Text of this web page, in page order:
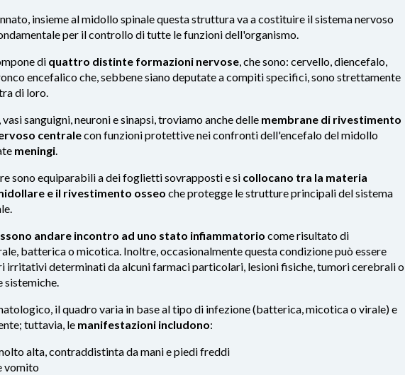
insieme al midollo spinale questa struttura va a costituire il sistema nervoso
per il controllo di tutte le funzioni dell'organismo.
di quattro distinte formazioni nervose, che sono: cervello, diencefalo,
encefalico che, sebbene siano deputate a compiti specifici, sono strettamente
di loro.
sanguigni, neuroni e sinapsi, troviamo anche delle membrane di rivestimento
centralecon funzioni protettive nei confronti dell'encefalo del midollo
meningi.
sono equiparabili a dei foglietti sovrapposti e si collocano tra la materia
e il rivestimento osseo che protegge le strutture principali del sistema
andare incontro ad uno stato infiammatorio come risultato di
batterica o micotica. Inoltre, occasionalmente questa condizione può essere
irritativi determinati da alcuni farmaci particolari, lesioni fisiche, tumori cerebrali o
sistemiche.
il quadro varia in base al tipo di infezione (batterica, micotica o virale) e
tuttavia, le manifestazioni includono:
alta, contraddistinta da mani e piedi freddi
vomito